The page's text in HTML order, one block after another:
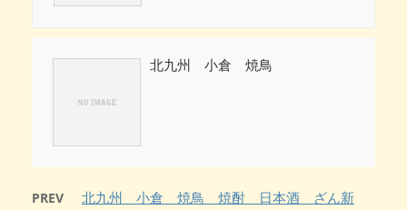
北九州 小倉 焼鳥
PREV 北九州 小倉 焼鳥 焼酎 日本酒 ざん新